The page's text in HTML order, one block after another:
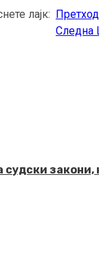
лајк:
Следна
закони,